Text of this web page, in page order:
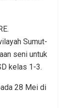
Sumut-
seni untuk
kelas 1-3.
28 Mei di